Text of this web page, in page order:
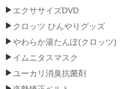
エクササイズDVD
クロッツ ひんやりグッズ
やわらか湯たんぽ(クロッツ)
イムニタスマスク
ユーカリ消臭抗菌剤